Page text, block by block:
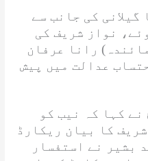
کی جانب سے
نواز شریف کی
رانا عرفان
عدالت میں پیش
کہا کہ نیب کو
کا بیان ریکارڈ
بشیر نے استفسار